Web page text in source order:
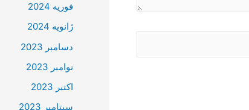
فوریه 2024
ژانویه 2024
دسامبر 2023
نوامبر 2023
اکتبر 2023
سپتامبر 2023